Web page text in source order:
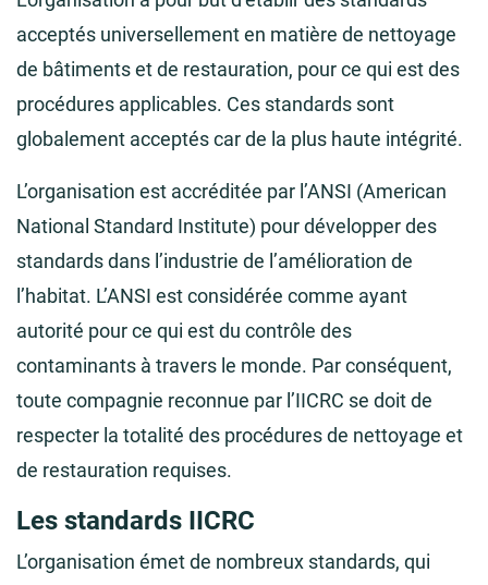
acceptés universellement en matière de nettoyage
de bâtiments et de restauration, pour ce qui est des
procédures applicables. Ces standards sont
globalement acceptés car de la plus haute intégrité.
L’organisation est accréditée par l’ANSI (American
National Standard Institute) pour développer des
standards dans l’industrie de l’amélioration de
l’habitat. L’ANSI est considérée comme ayant
autorité pour ce qui est du contrôle des
contaminants à travers le monde. Par conséquent,
toute compagnie reconnue par l’IICRC se doit de
respecter la totalité des procédures de nettoyage et
de restauration requises.
Les standards IICRC
L’organisation émet de nombreux standards, qui